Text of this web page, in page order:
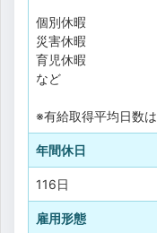
個別休暇
災害休暇
育児休暇
など
※有給取得平均日数
年間休日
116日
雇用形態